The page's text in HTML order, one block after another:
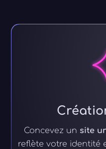
Concevez un site
reflète votre identité